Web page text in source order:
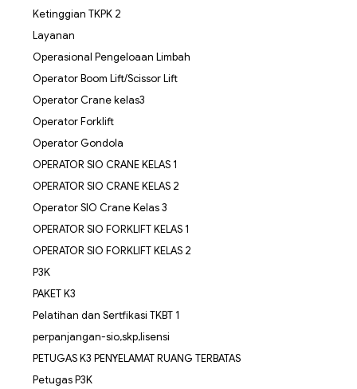
Ketinggian TKPK 2
Layanan
Operasional Pengeloaan Limbah
Operator Boom Lift/Scissor Lift
Operator Crane kelas3
Operator Forklift
Operator Gondola
OPERATOR SIO CRANE KELAS 1
OPERATOR SIO CRANE KELAS 2
Operator SIO Crane Kelas 3
OPERATOR SIO FORKLIFT KELAS 1
OPERATOR SIO FORKLIFT KELAS 2
P3K
PAKET K3
Pelatihan dan Sertfikasi TKBT 1
perpanjangan-sio,skp,lisensi
PETUGAS K3 PENYELAMAT RUANG TERBATAS
Petugas P3K